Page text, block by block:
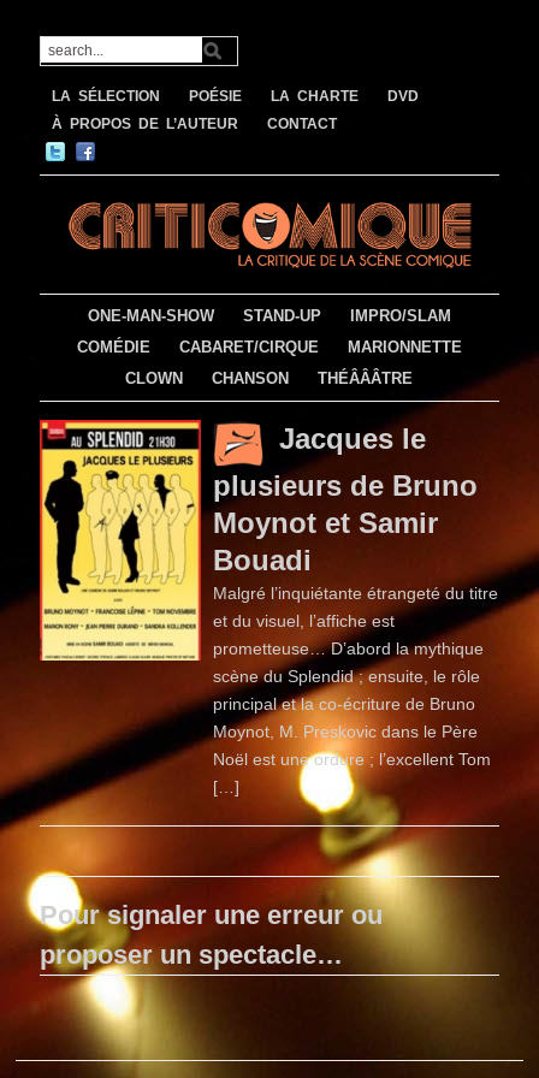
LA SÉLECTION POÉSIE LA CHARTE
DVD
À PROPOS DE L’AUTEUR
CONTACT
ONE-MAN-SHOW STAND-UP
IMPRO/SLAM
COMÉDIE
CABARET/CIRQUE
MARIONNETTE
CLOWN
CHANSON THÉÂÂÂTRE
Jacques le
plusieurs de Bruno
Moynot et Samir
Bouadi
Malgré l’inquiétante étrangeté du titre
et du visuel, l’affiche est
prometteuse… D’abord la mythique
scène du Splendid ; ensuite, le rôle
principal et la co-écriture de Bruno
Moynot, M. Preskovic dans le Père
Noël est une ordure ; l’excellent Tom
[…]
Pour signaler une erreur ou
proposer un spectacle…